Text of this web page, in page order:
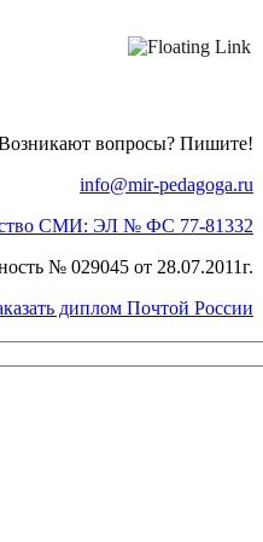
вопросы? Пишите!
info@mir-pedagoga.ru
СМИ: ЭЛ № ФС 77-81332
№ 029045 от 28.07.2011г.
диплом Почтой России